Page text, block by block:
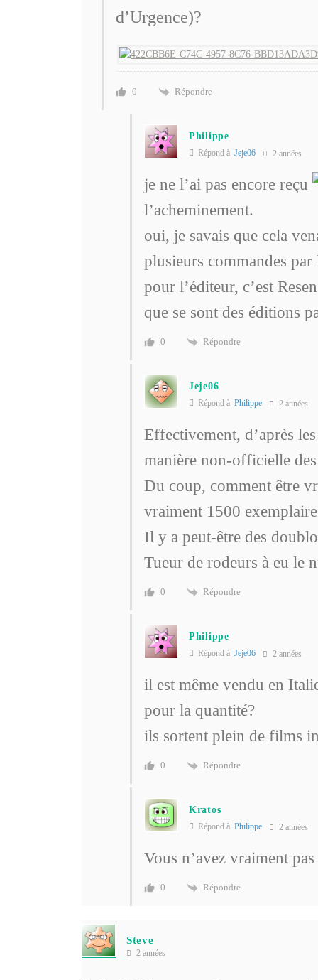
d’Urgence)?
0 Répondre
Philippe
Répond à Jeje06 2 années
je ne l’ai pas encore reçu
l’acheminement.
oui, je savais que cela
plusieurs commandes par
pour l’éditeur, c’est
que se sont des éditions
0 Répondre
Jeje06
Répond à Philippe 2 années
Effectivement, d’après
manière non-officielle
Du coup, comment être
vraiment 1500
Il y a peut-être des
Tueur de rodeurs à eu le
0 Répondre
Philippe
Répond à Jeje06 2 années
il est même vendu en
pour la quantité?
ils sortent plein de films
0 Répondre
Kratos
Répond à Philippe 2 années
Vous n’avez vraiment
0 Répondre
Steve
2 années